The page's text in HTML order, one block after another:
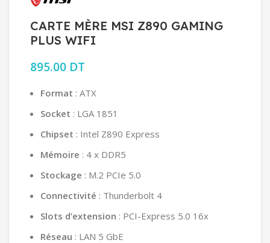
CARTE MÈRE MSI Z890 GAMING
PLUS WIFI
895.00 DT
Format : ATX
Socket : LGA 1851
Chipset : Intel Z890 Express
Mémoire : 4 x DDR5
Stockage : M.2 PCIe 5.0
Connectivité : Thunderbolt 4
Slots d’extension : PCI-Express 5.0 16x
Réseau : LAN 5 GbE